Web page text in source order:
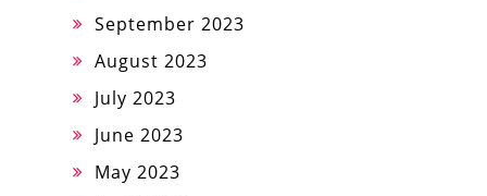
September 2023
August 2023
July 2023
June 2023
May 2023